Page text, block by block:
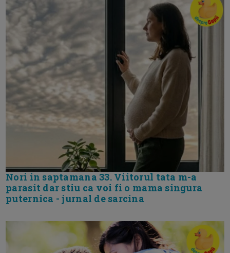
Nori in saptamana 33. Viitorul tata m-a
parasit dar stiu ca voi fi o mama singura
puternica - jurnal de sarcina